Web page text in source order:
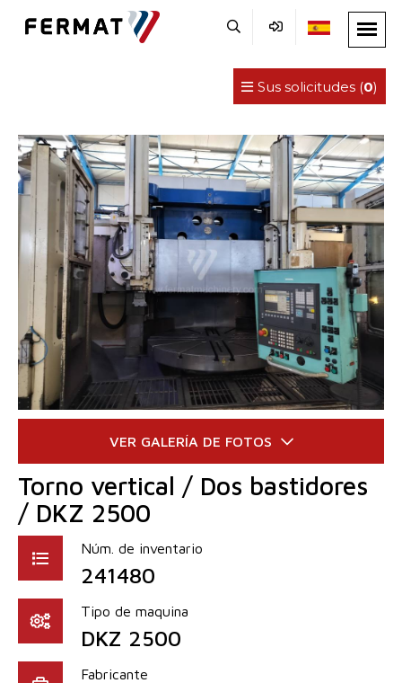
Sus solicitudes (0)
Torno vertical / Dos bastidores
/ DKZ 2500
Núm. de inventario
241480
Tipo de maquina
DKZ 2500
Fabricante